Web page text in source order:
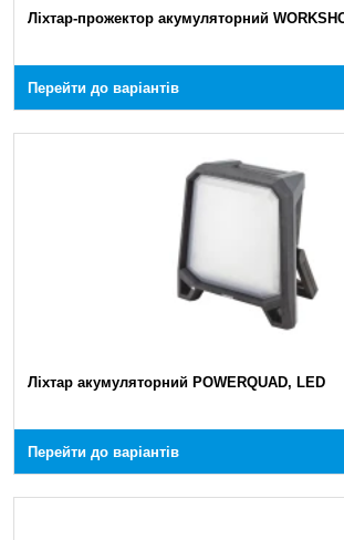
Ліхтар-прожектор акумуляторний
Перейти до варіантів
Ліхтар акумуляторний POWERQUAD, LED
Перейти до варіантів